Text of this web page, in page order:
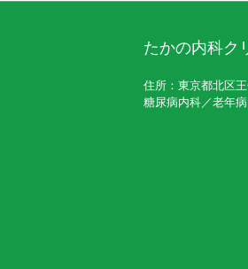
たかの内科ク
住所：東京都北区
糖尿病内科／老年